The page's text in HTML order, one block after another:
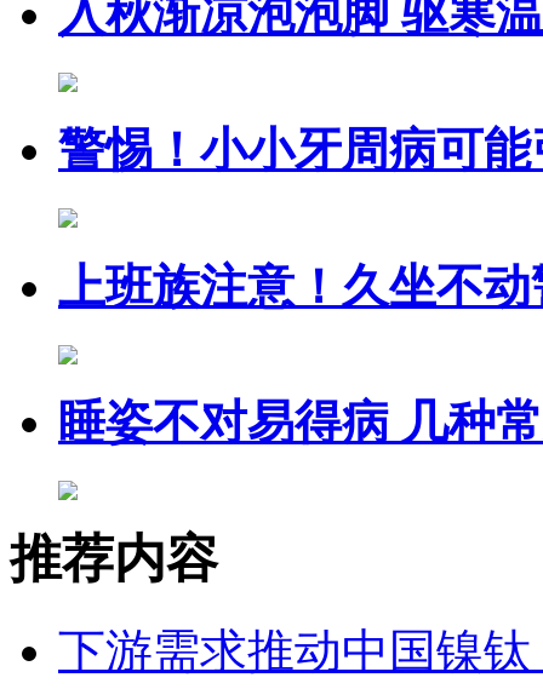
入秋渐凉泡泡脚 驱寒
警惕！小小牙周病可
上班族注意！久坐不
睡姿不对易得病 几种
推荐内容
下游需求推动中国镍